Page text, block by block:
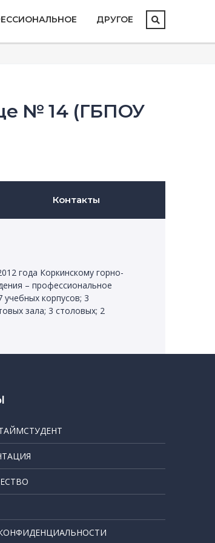
ДРУГОЕ
№ 14 (ГБПОУ
Контакты
года Коркинскому горно-
– профессиональное
корпусов; 3
зала; 3 столовых; 2